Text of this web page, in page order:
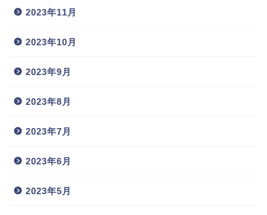
2023年11月
2023年10月
2023年9月
2023年8月
2023年7月
2023年6月
2023年5月